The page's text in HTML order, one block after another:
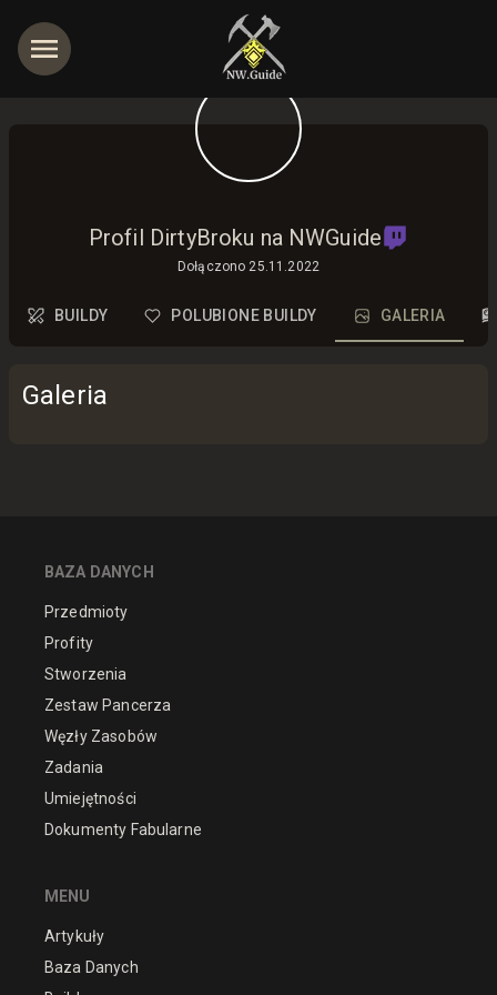
Profil DirtyBroku na NWGuide
Dołączono 25.11.2022
BUILDY POLUBIONE BUILDY GALERIA
Galeria
BAZA DANYCH
Przedmioty
Profity
Stworzenia
Zestaw Pancerza
Węzły Zasobów
Zadania
Umiejętności
Dokumenty Fabularne
MENU
Artykuły
Baza Danych